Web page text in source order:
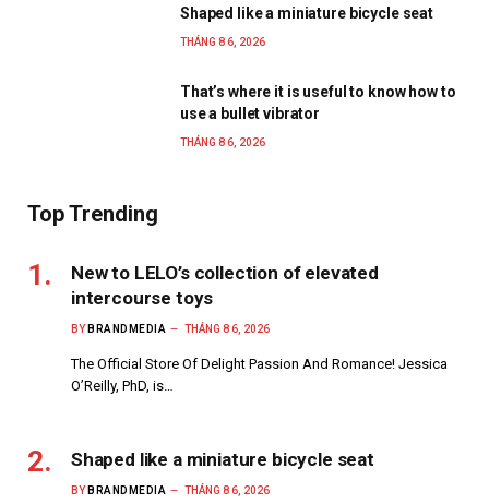
Shaped like a miniature bicycle seat
THÁNG 8 6, 2026
That’s where it is useful to know how to
use a bullet vibrator
THÁNG 8 6, 2026
Top Trending
New to LELO’s collection of elevated
intercourse toys
BY BRANDMEDIA THÁNG 8 6, 2026
The Official Store Of Delight Passion And Romance! Jessica
O’Reilly, PhD, is…
Shaped like a miniature bicycle seat
BY BRANDMEDIA THÁNG 8 6, 2026